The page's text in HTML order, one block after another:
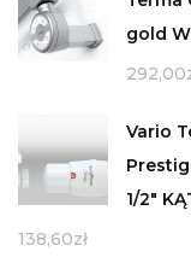
gold
292,00
Vario
1/2"
138,60zł